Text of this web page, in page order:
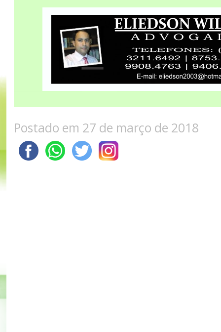
Postado em 27 de março de 2018